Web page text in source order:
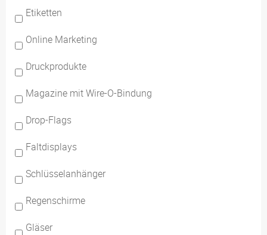
Etiketten
Online Marketing
Druckprodukte
Magazine mit Wire-O-Bindung
Drop-Flags
Faltdisplays
Schlüsselanhänger
Regenschirme
Gläser